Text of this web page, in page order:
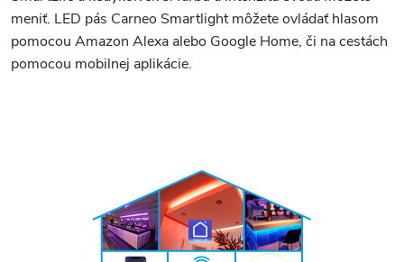
meniť. LED pás Carneo Smartlight môžete ovládať hlasom
pomocou Amazon Alexa alebo Google Home, či na cestách
pomocou mobilnej aplikácie.